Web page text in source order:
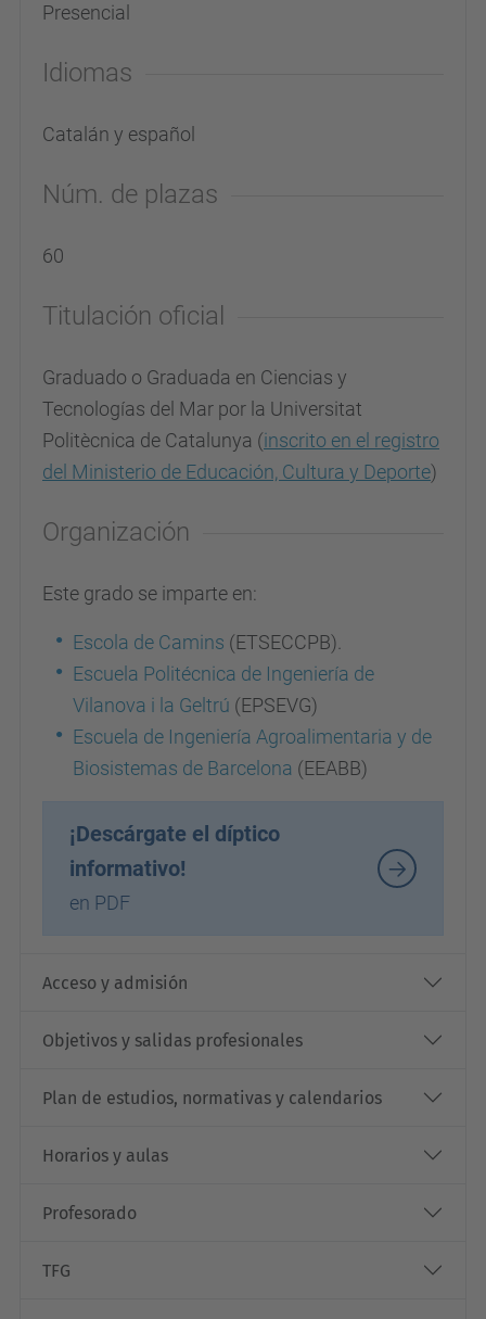
Presencial
Idiomas
Catalán y español
Núm. de plazas
60
Titulación oficial
Graduado o Graduada en Ciencias y
Tecnologías del Mar por la Universitat
Politècnica de Catalunya (inscrito en el registro
del Ministerio de Educación, Cultura y Deporte)
Organización
Este grado se imparte en:
Escola de Camins (ETSECCPB).
Escuela Politécnica de Ingeniería de
Vilanova i la Geltrú (EPSEVG)
Escuela de Ingeniería Agroalimentaria y de
Biosistemas de Barcelona (EEABB)
¡Descárgate el díptico
informativo!
en PDF
Acceso y admisión
Objetivos y salidas profesionales
Plan de estudios, normativas y calendarios
Horarios y aulas
Profesorado
TFG